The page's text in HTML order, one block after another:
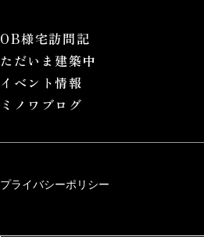
OB様宅訪問記
ただいま建築中
イベント情報
ミノワブログ
プライバシーポリシー